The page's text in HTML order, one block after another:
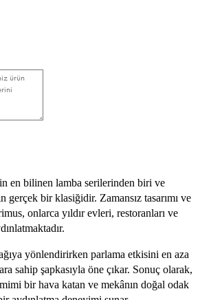
en bilinen lamba serilerinden biri ve
gerçek bir klasiğidir. Zamansız tasarımı ve
onlarca yıldır evleri, restoranları ve
yönlendirirken parlama etkisini en aza
sahip şapkasıyla öne çıkar. Sonuç olarak,
bir hava katan ve mekânın doğal odak